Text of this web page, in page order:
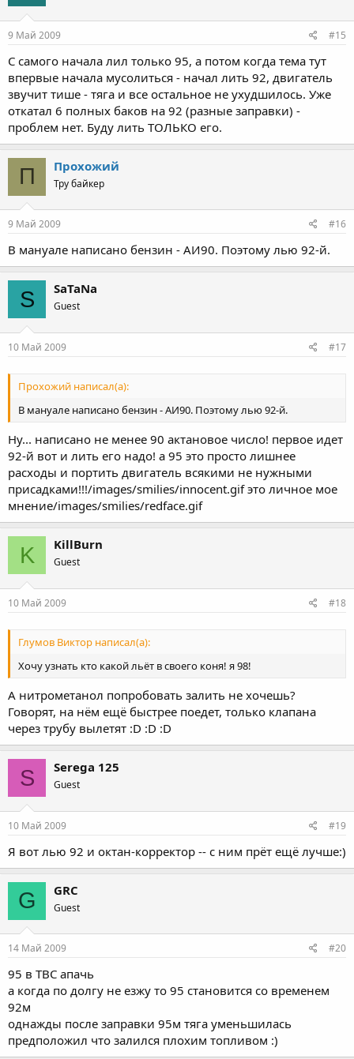
9 Май 2009 #15
С самого начала лил только 95, а потом когда тема тут
впервые начала мусолиться - начал лить 92, двигатель
звучит тише - тяга и все остальное не ухудшилось. Уже
откатал 6 полных баков на 92 (разные заправки) -
проблем нет. Буду лить ТОЛЬКО его.
П Прохожий
Тру байкер
9 Май 2009 #16
В мануале написано бензин - АИ90. Поэтому лью 92-й.
S SaTaNa
Guest
10 Май 2009 #17
Прохожий написал(а):
В мануале написано бензин - АИ90. Поэтому лью 92-й.
Ну... написано не менее 90 актановое число! первое идет
92-й вот и лить его надо! а 95 это просто лишнее
расходы и портить двигатель всякими не нужными
присадками!!!/images/smilies/innocent.gif это личное мое
мнение/images/smilies/redface.gif
K KillBurn
Guest
10 Май 2009 #18
Глумов Виктор написал(а):
Хочу узнать кто какой льёт в своего коня! я 98!
А нитрометанол попробовать залить не хочешь?
Говорят, на нём ещё быстрее поедет, только клапана
через трубу вылетят :D :D :D
S Serega 125
Guest
10 Май 2009 #19
Я вот лью 92 и октан-корректор -- с ним прёт ещё лучше:)
G GRC
Guest
14 Май 2009 #20
95 в ТВС апачь
а когда по долгу не езжу то 95 становится со временем
92м
однажды после заправки 95м тяга уменьшилась
предположил что залился плохим топливом :)